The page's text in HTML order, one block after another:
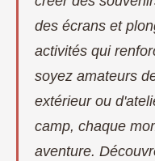
des écrans et
activités qui
soyez amateurs
extérieur ou
camp, chaque
aventure.